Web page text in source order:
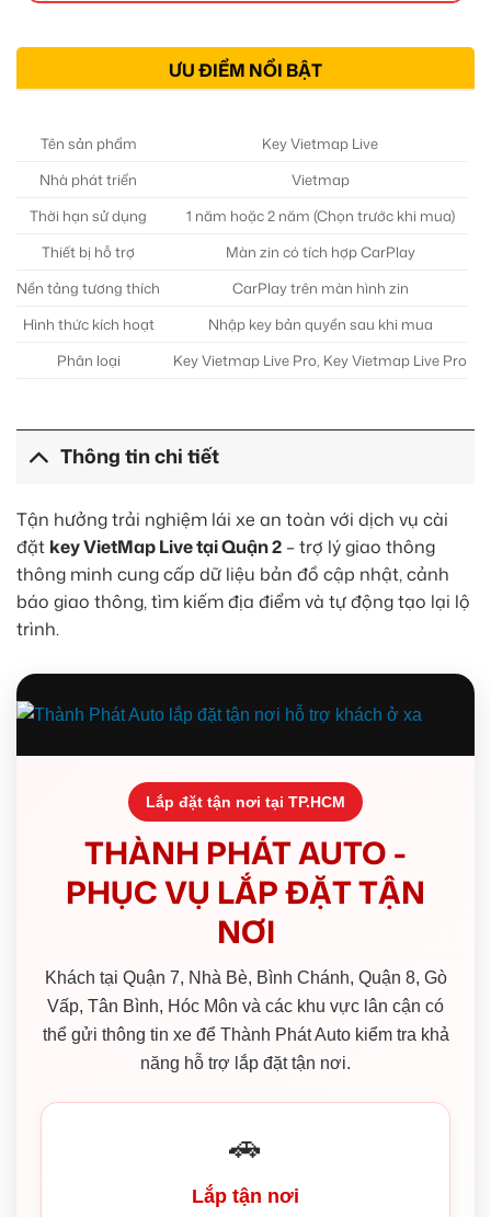
ƯU ĐIỂM NỔI BẬT
Tên sản phẩm
Key Vietmap Live
Nhà phát triển
Vietmap
Thời hạn sử dụng
1 năm hoặc 2 năm (Chọn trước khi mua)
Thiết bị hỗ trợ
Màn zin có tích hợp CarPlay
Nền tảng tương thích
CarPlay trên màn hình zin
Hình thức kích hoạt
Nhập key bản quyền sau khi mua
Phân loại
Key Vietmap Live Pro, Key Vietmap Live Pro
Thông tin chi tiết
Tận hưởng trải nghiệm lái xe an toàn với dịch vụ cài
đặt key VietMap Live tại Quận 2 – trợ lý giao thông
thông minh cung cấp dữ liệu bản đồ cập nhật, cảnh
báo giao thông, tìm kiếm địa điểm và tự động tạo lại lộ
trình.
Lắp đặt tận nơi tại TP.HCM
THÀNH PHÁT AUTO -
PHỤC VỤ LẮP ĐẶT TẬN
NƠI
Khách tại Quận 7, Nhà Bè, Bình Chánh, Quận 8, Gò
Vấp, Tân Bình, Hóc Môn và các khu vực lân cận có
thể gửi thông tin xe để Thành Phát Auto kiểm tra khả
năng hỗ trợ lắp đặt tận nơi.
🚗
Lắp tận nơi